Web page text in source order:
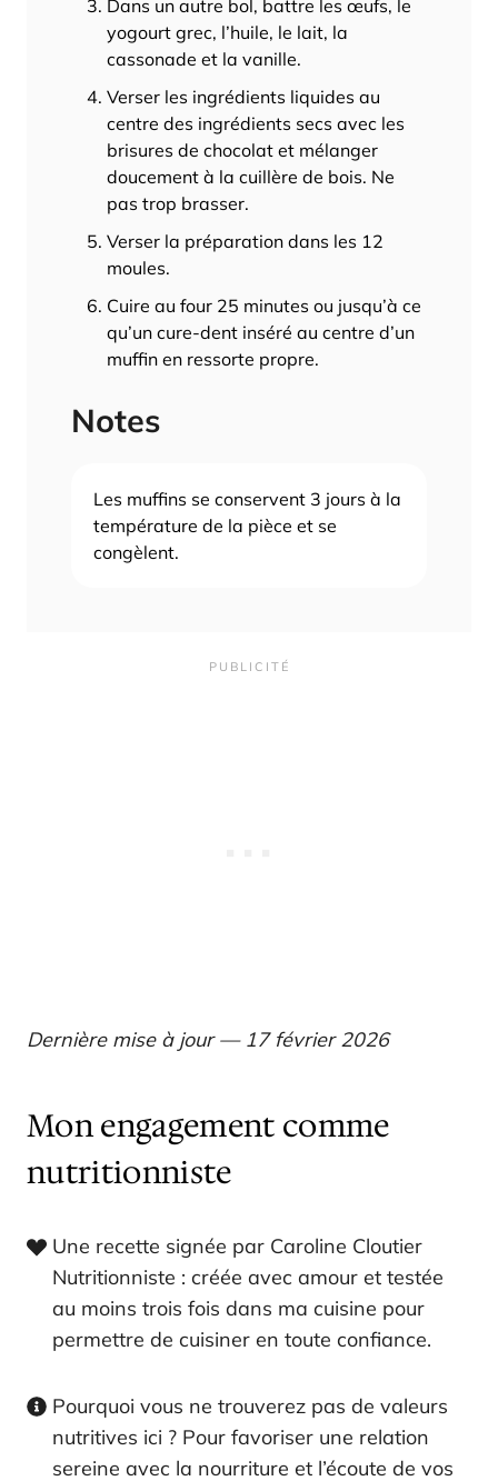
Dans un autre bol, battre les œufs, le
yogourt grec, l’huile, le lait, la
cassonade et la vanille.
Verser les ingrédients liquides au
centre des ingrédients secs avec les
brisures de chocolat et mélanger
doucement à la cuillère de bois. Ne
pas trop brasser.
Verser la préparation dans les 12
moules.
Cuire au four 25 minutes ou jusqu’à ce
qu’un cure-dent inséré au centre d’un
muffin en ressorte propre.
Notes
Les muffins se conservent 3 jours à la
température de la pièce et se
congèlent.
Dernière mise à jour — 17 février 2026
Mon engagement comme
nutritionniste
Une recette signée par Caroline Cloutier
Nutritionniste : créée avec amour et testée
au moins trois fois dans ma cuisine pour
permettre de cuisiner en toute confiance.
Pourquoi vous ne trouverez pas de valeurs
nutritives ici ? Pour favoriser une relation
sereine avec la nourriture et l’écoute de vos